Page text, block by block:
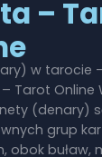
–
w tarocie
Tarot Online
(denary)
grup
obok buław,